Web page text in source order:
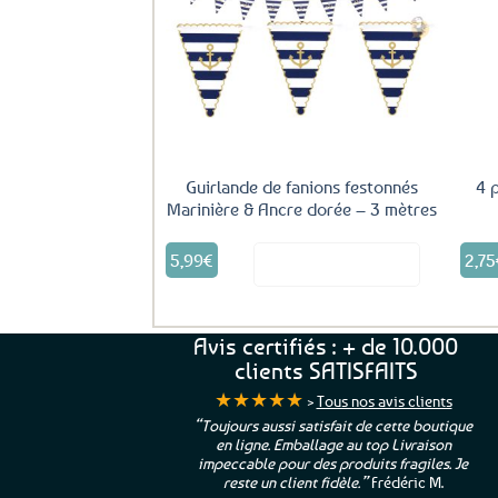
Ajouter
aux
favoris
Guirlande de fanions festonnés
Marinière & Ancre dorée – 3 mètres
5,99€
4
2,75
Avis certifiés : + de 10.000
clients SATISFAITS
★★★★★ >Tous nos avis clients
“Toujours aussi satisfait de cette boutique
en ligne. Emballage au top Livraison
impeccable pour des produits fragiles. Je
reste un client fidèle.”Frédéric M.